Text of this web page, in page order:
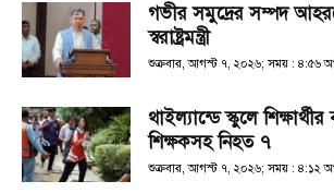
গভীর সমুদ্রের সম্পদ
স্বরাষ্ট্রমন্ত্রী
শুক্রবার, আগস্ট ৭, ২০২৬; সময় : ৪:৫৬
থাইল্যান্ডে স্কুলে
শিক্ষকসহ নিহত ৭
শুক্রবার, আগস্ট ৭, ২০২৬; সময় : ৪:১২